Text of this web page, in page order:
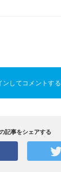
ンしてコメントする
記事をシェアする